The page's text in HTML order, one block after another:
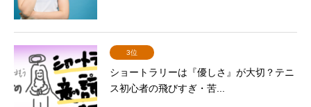
3位
ショートラリーは『優しさ』が大切？テニ
ス初心者の飛びすぎ・苦...